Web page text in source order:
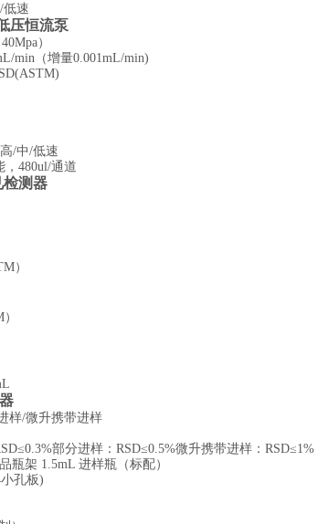
低速
压恒流泵
）
min（增量0.001mL/min)
/中/低速
，480ul/通道
检测器
）
样/微升携带进样
部分进样：RSD≤0.5%微升携带进样：RSD≤1%
瓶架 1.5mL 进样瓶（标配）
孔板)